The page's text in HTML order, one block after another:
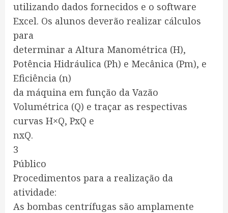
utilizando dados fornecidos e o software
Excel. Os alunos deverão realizar cálculos
para
determinar a Altura Manométrica (H),
Potência Hidráulica (Ph) e Mecânica (Pm), e
Eficiência (n)
da máquina em função da Vazão
Volumétrica (Q) e traçar as respectivas
curvas H×Q, PxQ e
nxQ.
3
Público
Procedimentos para a realização da
atividade:
As bombas centrífugas são amplamente